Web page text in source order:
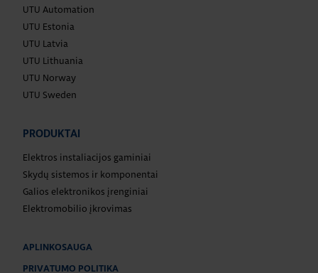
UTU Automation
UTU Estonia
UTU Latvia
UTU Lithuania
UTU Norway
UTU Sweden
PRODUKTAI
Elektros instaliacijos gaminiai
Skydų sistemos ir komponentai
Galios elektronikos įrenginiai
Elektromobilio įkrovimas
APLINKOSAUGA
PRIVATUMO POLITIKA